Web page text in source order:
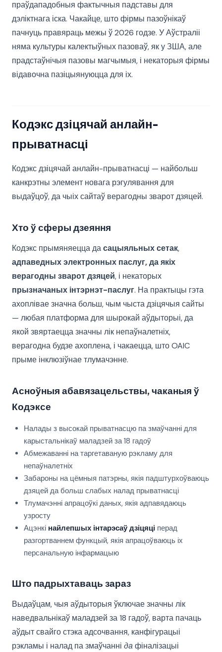
праўдападобныя фактычныя падставы для
дэліктнага іска. Чакайце, што фірмы пазоўнікаў
пачнуць правяраць межы ў 2026 годзе. У Аўстраліі
няма культуры калектыўных пазоваў, як у ЗША, але
прадстаўнічыя пазовы магчымыя, і некаторыя фірмы
відавочна пазіцыянуюцца для іх.
Кодэкс дзіцячай анлайн-
прыватнасці
Кодэкс дзіцячай анлайн-прыватнасці — найбольш
канкрэтны элемент новага рэгулявання для
выдаўцоў, да чыіх сайтаў верагодны зварот дзяцей.
Хто ў сферы дзеяння
Кодэкс прымяняецца дасацыяльных сетак,
адпаведных электронных паслуг, да якіх
верагодны зварот дзяцей, і некаторых
прызначаных інтэрнэт-паслуг. На практыцы гэта
ахоплівае значна больш, чым чыста дзіцячыя сайты
— любая платформа для шырокай аўдыторыі, да
якой звяртаецца значны лік непаўналетніх,
верагодна будзе ахоплена, і чакаецца, што OAIC
прыме інклюзіўнае тлумачэнне.
Асноўныя абавязацельствы, чаканыя ў
Кодэксе
Налады з высокай прыватнасцю па змаўчанні для
карыстальнікаў маладзей за 18 гадоў
Абмежаванні на таргетаваную рэкламу для
непаўналетніх
Забароны на цёмныя патэрны, якія падштурхоўваюць
дзяцей да больш слабых налад прыватнасці
Тлумачэнні апрацоўкі даных, якія адпавядаюць
узросту
Ацэнкі найлепшых інтарэсаў дзіцяці перад
разгортваннем функцый, якія апрацоўваюць іх
персанальную інфармацыю
Што падрыхтаваць зараз
Выдаўцам, чыя аўдыторыя ўключае значны лік
наведвальнікаў маладзей за 18 гадоў, варта пачаць
аўдыт свайго стэка адсочвання, канфігурацыі
рэкламы і налад па змаўчанні дафіналізацыі